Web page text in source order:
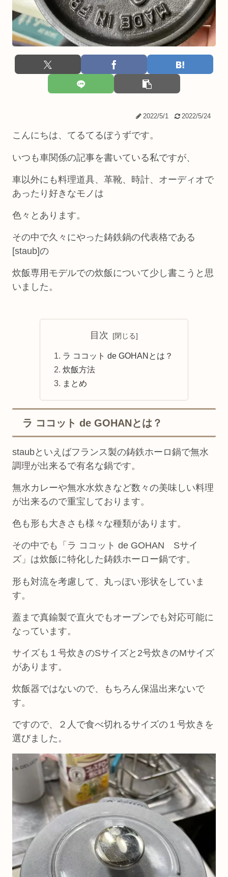
2022/5/1 2022/5/24
こんにちは、てるてるぼうずです。
いつも車関係の記事を書いている私ですが、
車以外にも料理道具、革靴、時計、オーディオで
あったり好きなモノは
色々とあります。
その中で久々にやった鋳鉄鍋の代表格である
[staub]の
炊飯専用モデルでの炊飯について少し書こうと思
いました。
目次
ラ ココット de GOHANとは？
炊飯方法
まとめ
ラ ココット de GOHANとは？
staubといえばフランス製の鋳鉄ホーロ鍋で無水
調理が出来るで有名な鍋です。
無水カレーや無水水炊きなど数々の美味しい料理
が出来るので重宝しております。
色も形も大きさも様々な種類があります。
その中でも「ラ ココット de GOHAN Sサイ
ズ」は炊飯に特化した鋳鉄ホーロー鍋です。
形も対流を考慮して、丸っぽい形状をしていま
す。
蓋まで真鍮製で直火でもオーブンでも対応可能に
なっています。
サイズも１号炊きのSサイズと2号炊きのMサイズ
があります。
炊飯器ではないので、もちろん保温出来ないで
す。
ですので、２人で食べ切れるサイズの１号炊きを
選びました。